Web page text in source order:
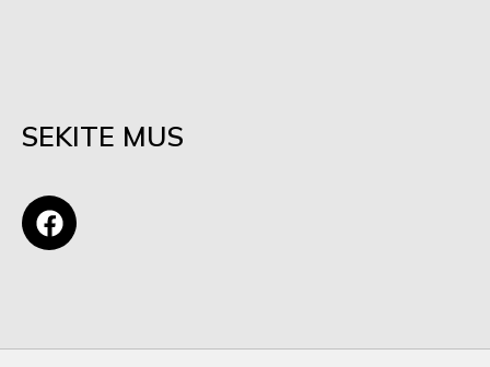
SEKITE MUS